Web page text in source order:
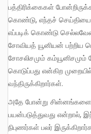
பத்திரிக்கைகள்
கொண்டு, எந்தச்
எப்படிக் கொண்டு
சோவியத் யூனியன்
சோசலிசமும்
கொடுப்பது என்கிற
வந்திருக்கிறார்கள்.
அதே போன்று சின்னங்களைப் பயன்படுத்துவது. சின்னங்களைப்
பயன்படுத்துவது என்றால்,
நிபுணர்கள் பலர்